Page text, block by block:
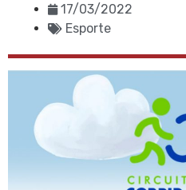
17/03/2022
Esporte